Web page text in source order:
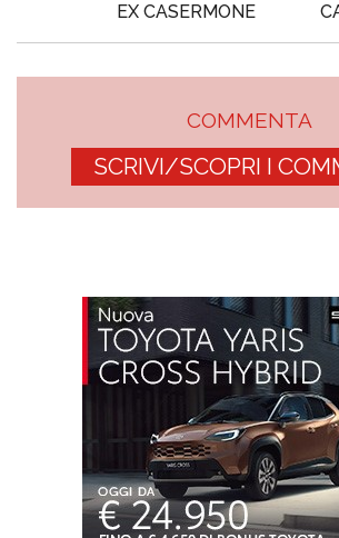
EX CASERMONE
COMMENTA
SCRIVI/SCOPRI I